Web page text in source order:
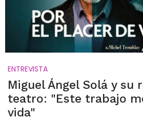
ENTREVISTA
Miguel Ángel Solá y su
teatro: "Este trabajo
vida"